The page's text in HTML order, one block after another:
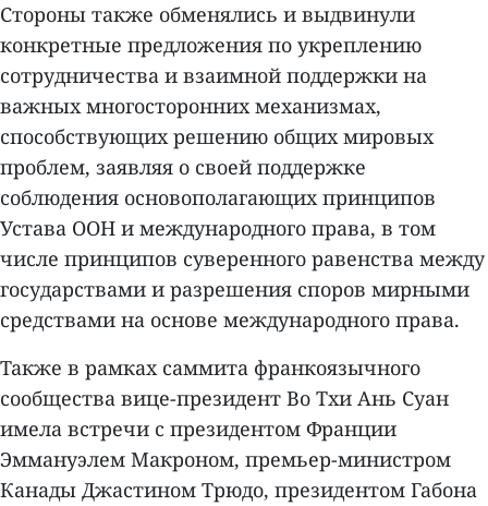
Стороны также обменялись и выдвинули
конкретные предложения по укреплению
сотрудничества и взаимной поддержки на
важных многосторонних механизмах,
способствующих решению общих мировых
проблем, заявляя о своей поддержке
соблюдения основополагающих принципов
Устава ООН и международного права, в том
числе принципов суверенного равенства между
государствами и разрешения споров мирными
средствами на основе международного права.
Также в рамках саммита франкоязычного
сообщества вице-президент Во Тхи Ань Суан
имела встречи с президентом Франции
Эммануэлем Макроном, премьер-министром
Канады Джастином Трюдо, президентом Габона